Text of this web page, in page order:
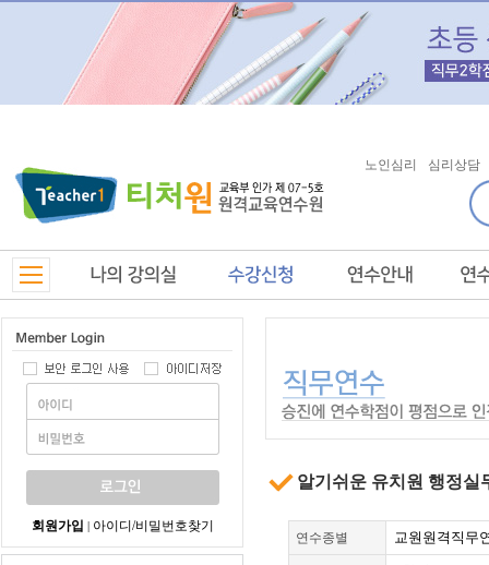
노인심리 심리상담
회원가입 아이디/비밀번호찾기
알기쉬운 유치원 행정실
연수종별 교원원격직무